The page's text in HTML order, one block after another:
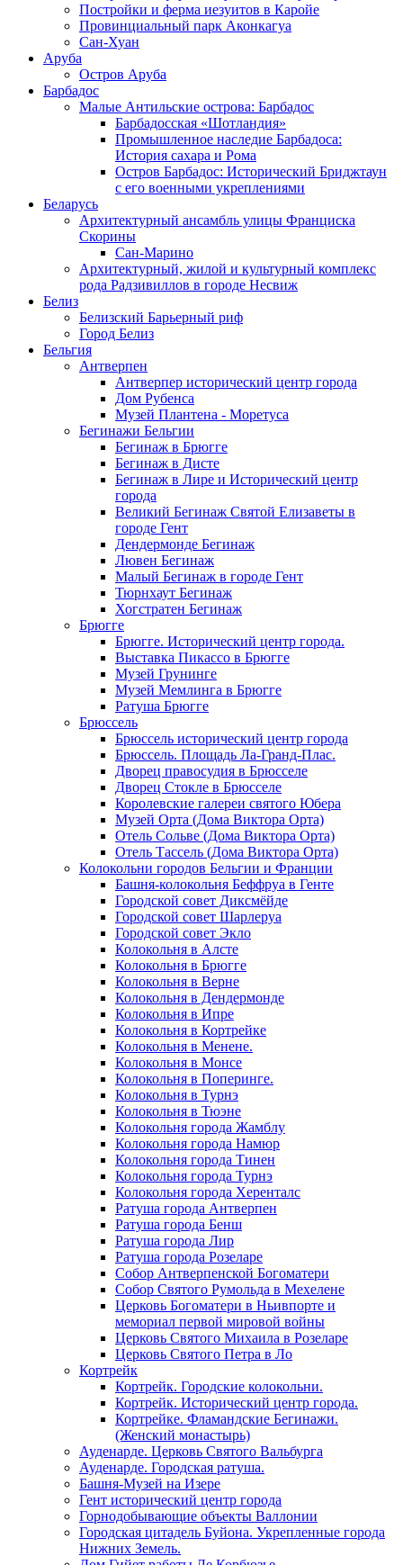
Постройки и ферма иезуитов в Каройе
Провинциальный парк Аконкагуа
Сан-Хуан
Аруба
Остров Аруба
Барбадос
Малые Антильские острова: Барбадос
Барбадосская «Шотландия»
Промышленное наследие Барбадоса:
История сахара и Рома
Остров Барбадос: Исторический Бриджтаун
с его военными укреплениями
Беларусь
Архитектурный ансамбль улицы Франциска
Скорины
Сан-Марино
Архитектурный, жилой и культурный комплекс
рода Радзивиллов в городе Несвиж
Белиз
Белизский Барьерный риф
Город Белиз
Бельгия
Антверпен
Антверпер исторический центр города
Дом Рубенса
Музей Плантена - Моретуса
Бегинажи Бельгии
Бегинаж в Брюгге
Бегинаж в Дисте
Бегинаж в Лире и Исторический центр
города
Великий Бегинаж Святой Елизаветы в
городе Гент
Дендермонде Бегинаж
Лювен Бегинаж
Малый Бегинаж в городе Гент
Тюрнхаут Бегинаж
Хогстратен Бегинаж
Брюгге
Брюгге. Исторический центр города.
Выставка Пикассо в Брюгге
Музей Грунинге
Музей Мемлинга в Брюгге
Ратуша Брюгге
Брюссель
Брюссель исторический центр города
Брюссель. Площадь Ла-Гранд-Плас.
Дворец правосудия в Брюсселе
Дворец Стокле в Брюсселе
Королевские галереи святого Юбера
Музей Орта (Дома Виктора Орта)
Отель Сольве (Дома Виктора Орта)
Отель Тассель (Дома Виктора Орта)
Колокольни городов Бельгии и Франции
Башня-колокольня Беффруа в Генте
Городской совет Диксмёйде
Городской совет Шарлеруа
Городской совет Экло
Колокольня в Алсте
Колокольня в Брюгге
Колокольня в Верне
Колокольня в Дендермонде
Колокольня в Ипре
Колокольня в Кортрейке
Колокольня в Менене.
Колокольня в Монсе
Колокольня в Поперинге.
Колокольня в Турнэ
Колокольня в Тюэне
Колокольня города Жамблу
Колокольня города Намюр
Колокольня города Тинен
Колокольня города Турнэ
Колокольня города Херенталс
Ратуша города Антверпен
Ратуша города Бенш
Ратуша города Лир
Ратуша города Розеларе
Собор Антверпенской Богоматери
Собор Святого Румольда в Мехелене
Церковь Богоматери в Ньивпорте и
мемориал первой мировой войны
Церковь Святого Михаила в Розеларе
Церковь Святого Петра в Ло
Кортрейк
Кортрейк. Городские колокольни.
Кортрейк. Исторический центр города.
Кортрейке. Фламандские Бегинажи.
(Женский монастырь)
Ауденарде. Церковь Святого Вальбурга
Ауденарде. Городская ратуша.
Башня-Музей на Изере
Гент исторический центр города
Горнодобывающие объекты Валлонии
Городская цитадель Буйона. Укрепленные города
Нижних Земель.